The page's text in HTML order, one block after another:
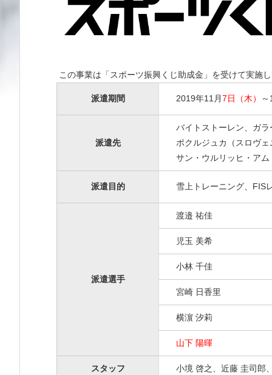
この事業は「スポーツ振興くじ助成金」を受けて実施
派遣期間 2019年11月7日（木）
派遣先
バイトストーレン、ガ
ポクルジュカ（スロヴ
サン・ウルリッヒ・ア
派遣目的 雪上トレーニング、FIS
派遣選手
渡邉 祐佳
児玉 美希
小林 千佳
宮崎 日香里
横濵 汐莉
山下 陽暉
スタッフ 小境 啓之、近藤 圭司郎